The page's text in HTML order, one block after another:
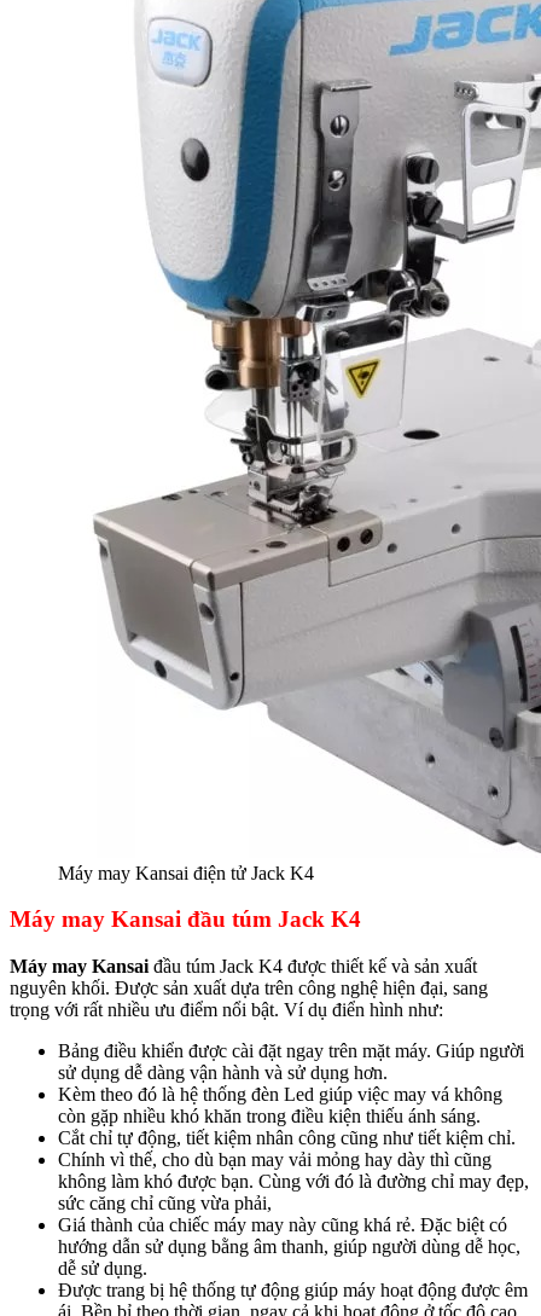
Máy may Kansai điện tử Jack K4
Máy may Kansai đầu túm Jack K4
Máy may Kansai đầu túm Jack K4 được thiết kế và sản xuất
nguyên khối. Được sản xuất dựa trên công nghệ hiện đại, sang
trọng với rất nhiều ưu điểm nổi bật. Ví dụ điển hình như:
Bảng điều khiển được cài đặt ngay trên mặt máy. Giúp người
sử dụng dễ dàng vận hành và sử dụng hơn.
Kèm theo đó là hệ thống đèn Led giúp việc may vá không
còn gặp nhiều khó khăn trong điều kiện thiếu ánh sáng.
Cắt chỉ tự động, tiết kiệm nhân công cũng như tiết kiệm chỉ.
Chính vì thế, cho dù bạn may vải mỏng hay dày thì cũng
không làm khó được bạn. Cùng với đó là đường chỉ may đẹp,
sức căng chỉ cũng vừa phải,
Giá thành của chiếc máy may này cũng khá rẻ. Đặc biệt có
hướng dẫn sử dụng bằng âm thanh, giúp người dùng dễ học,
dễ sử dụng.
Được trang bị hệ thống tự động giúp máy hoạt động được êm
ái. Bền bỉ theo thời gian, ngay cả khi hoạt động ở tốc độ cao